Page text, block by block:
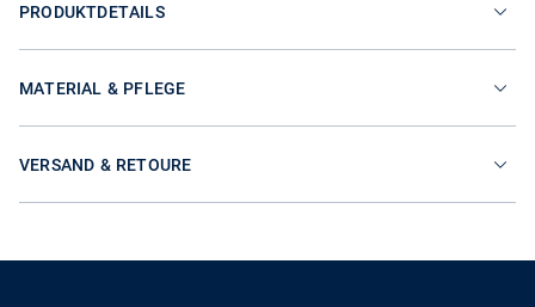
PRODUKTDETAILS
MATERIAL & PFLEGE
VERSAND & RETOURE